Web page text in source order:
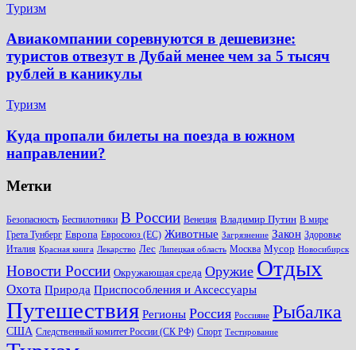
Туризм
Авиакомпании соревнуются в дешевизне:
туристов отвезут в Дубай менее чем за 5 тысяч
рублей в каникулы
Туризм
Куда пропали билеты на поезда в южном
направлении?
Метки
Безопасность Беспилотники В России Венеция Владимир Путин В мире
Грета Тунберг Европа Евросоюз (ЕС) Животные Загрязнение Закон Здоровье
Италия Красная книга Лекарство Лес Липецкая область Москва Мусор Новосибирск
Новости России Окружающая среда Оружие Отдых
Охота Природа Приспособления и Аксессуары
Путешествия Регионы Россия Россияне Рыбалка
США Следственный комитет России (СК РФ) Спорт Тестирование